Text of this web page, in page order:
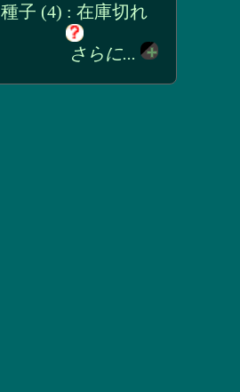
種子 (4) : 在庫切れ
さらに...